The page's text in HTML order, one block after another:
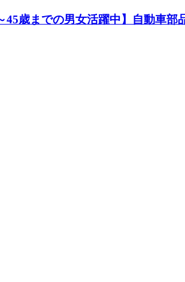
45歳までの男女活躍中】自動車部